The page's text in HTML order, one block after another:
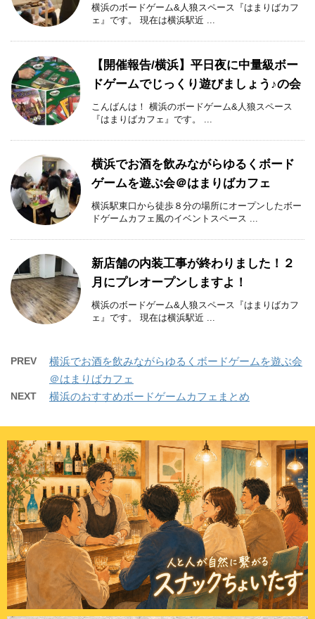
横浜のボードゲーム&人狼スペース『はまりばカフ
ェ』です。 現在は横浜駅近 ...
【開催報告/横浜】平日夜に中量級ボー
ドゲームでじっくり遊びましょう♪の会
こんばんは！ 横浜のボードゲーム&人狼スペース
『はまりばカフェ』です。 ...
横浜でお酒を飲みながらゆるくボード
ゲームを遊ぶ会＠はまりばカフェ
横浜駅東口から徒歩８分の場所にオープンしたボー
ドゲームカフェ風のイベントスペース ...
新店舗の内装工事が終わりました！２
月にプレオープンしますよ！
横浜のボードゲーム&人狼スペース『はまりばカフ
ェ』です。 現在は横浜駅近 ...
PREV
横浜でお酒を飲みながらゆるくボードゲームを遊ぶ会
＠はまりばカフェ
NEXT 横浜のおすすめボードゲームカフェまとめ